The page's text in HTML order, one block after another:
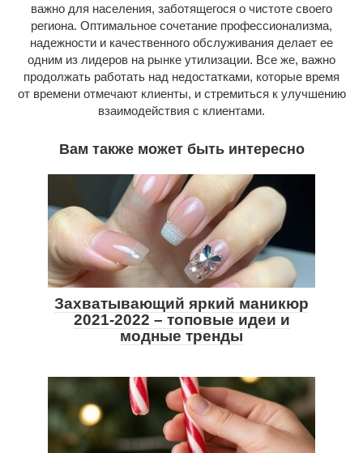
важно для населения, заботящегося о чистоте своего
региона. Оптимальное сочетание профессионализма,
надежности и качественного обслуживания делает ее
одним из лидеров на рынке утилизации. Все же, важно
продолжать работать над недостатками, которые время
от времени отмечают клиенты, и стремиться к улучшению
взаимодействия с клиентами.
Вам также может быть интересно
Захватывающий яркий маникюр
2021-2022 – топовые идеи и
модные тренды